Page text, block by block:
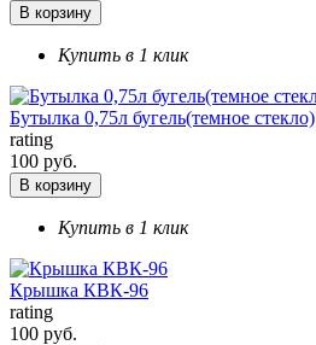
В корзину
Купить в 1 клик
Бутылка 0,75л бугель(темное стекло)
rating
100 руб.
В корзину
Купить в 1 клик
Крышка КВК-96
rating
100 руб.